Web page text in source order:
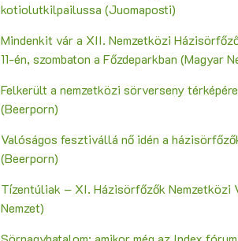
kotiolutkilpailussa (Juomaposti)
Mindenkit vár a XII. Nemzetközi
11-én, szombaton a Főzdeparkban (Magyar
Felkerült a nemzetközi sörverseny
(Beerporn)
Valóságos fesztivállá nő idén a
(Beerporn)
Tízentúliak – XI. Házisörfőzők Nemzetközi
Nemzet)